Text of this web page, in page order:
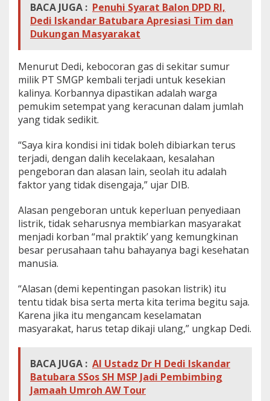
O
p
e
a
i
o
n
a
P
T
S
M
G
BACA JUGA : Penuhi Syarat Balon DPD RI,
Dedi Iskandar Batubara Apresiasi Tim dan
Dukungan Masyarakat
Menurut Dedi, kebocoran gas di sekitar sumur
milik PT SMGP kembali terjadi untuk kesekian
kalinya. Korbannya dipastikan adalah warga
pemukim setempat yang keracunan dalam jumlah
yang tidak sedikit.
“Saya kira kondisi ini tidak boleh dibiarkan terus
terjadi, dengan dalih kecelakaan, kesalahan
pengeboran dan alasan lain, seolah itu adalah
faktor yang tidak disengaja,” ujar DIB.
Alasan pengeboran untuk keperluan penyediaan
listrik, tidak seharusnya membiarkan masyarakat
menjadi korban “mal praktik’ yang kemungkinan
besar perusahaan tahu bahayanya bagi kesehatan
manusia.
“Alasan (demi kepentingan pasokan listrik) itu
tentu tidak bisa serta merta kita terima begitu saja.
Karena jika itu mengancam keselamatan
masyarakat, harus tetap dikaji ulang,” ungkap Dedi.
BACA JUGA : Al Ustadz Dr H Dedi Iskandar
Batubara SSos SH MSP Jadi Pembimbing
Jamaah Umroh AW Tour